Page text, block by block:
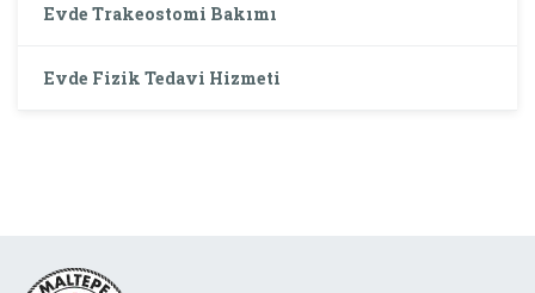
Evde Trakeostomi Bakımı
Evde Fizik Tedavi Hizmeti